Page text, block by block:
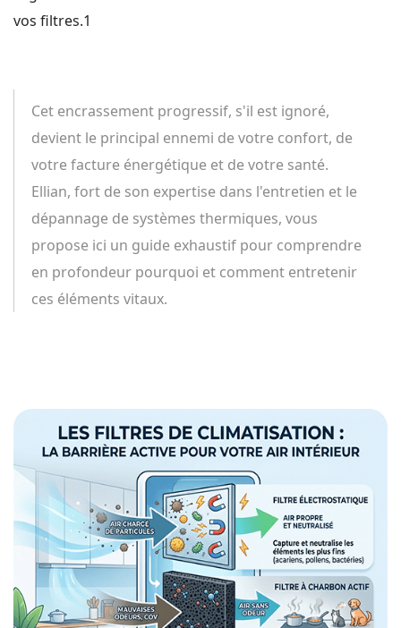
vos filtres.1
Cet encrassement progressif, s'il est ignoré,
devient le principal ennemi de votre confort, de
votre facture énergétique et de votre santé.
Ellian, fort de son expertise dans l'entretien et le
dépannage de systèmes thermiques, vous
propose ici un guide exhaustif pour comprendre
en profondeur pourquoi et comment entretenir
ces éléments vitaux.